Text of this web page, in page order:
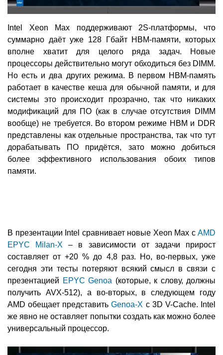
Intel Xeon Max поддерживают 2S-платформы, что
суммарно даёт уже 128 Гбайт HBM-памяти, которых
вполне хватит для целого ряда задач. Новые
процессоры действительно могут обходиться без DIMM.
Но есть и два других режима. В первом HBM-память
работает в качестве кеша для обычной памяти, и для
системы это происходит прозрачно, так что никаких
модификаций для ПО (как в случае отсутствия DIMM
вообще) не требуется. Во втором режиме HBM и DDR
представлены как отдельные пространства, так что тут
дорабатывать ПО придётся, зато можно добиться
более эффективного использования обоих типов
памяти.
В презентации Intel сравнивает новые Xeon Max с AMD
EPYC Milan-X – в зависимости от задачи прирост
составляет от +20 % до 4,8 раз. Но, во-первых, уже
сегодня эти тесты потеряют всякий смысл в связи с
презентацией EPYC Genoa (которые, к слову, должны
получить AVX-512), а во-вторых, в следующем году
AMD обещает представитьGenoa-X с 3D V-Cache. Intel
же явно не оставляет попытки создать как можно более
универсальный процессор.